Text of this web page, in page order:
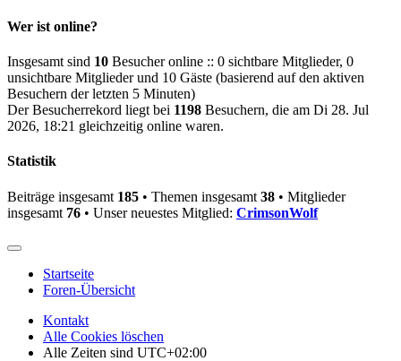
Wer ist online?
Insgesamt sind 10 Besucher online :: 0 sichtbare Mitglieder, 0
unsichtbare Mitglieder und 10 Gäste (basierend auf den aktiven
Besuchern der letzten 5 Minuten)
Der Besucherrekord liegt bei 1198 Besuchern, die am Di 28. Jul
2026, 18:21 gleichzeitig online waren.
Statistik
Beiträge insgesamt 185 • Themen insgesamt 38 • Mitglieder
insgesamt 76 • Unser neuestes Mitglied: CrimsonWolf
Startseite
Foren-Übersicht
Kontakt
Alle Cookies löschen
Alle Zeiten sind UTC+02:00